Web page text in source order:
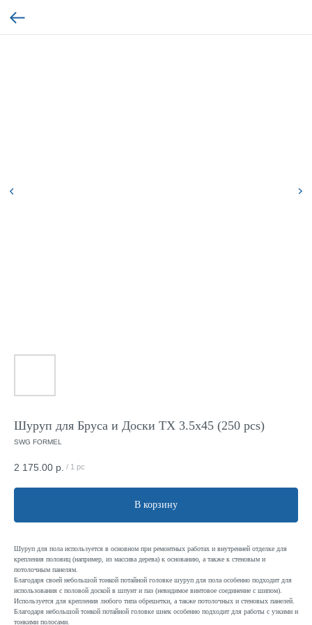
Шуруп для Бруса и Доски TX 3.5x45 (250 pcs)
SWG FORMEL
2 175.00 р. / 1 pc
В корзину
Шуруп для пола используется в основном при ремонтных работах и внутренней отделке для
крепления половиц (например, из массива дерева) к основанию, а также к стеновым и
потолочным панелям.
Благодаря своей небольшой тонкой потайной головке шуруп для пола особенно подходит для
использования с половой доской в шпунт и паз (невидимое винтовое соединение с шипом).
Используется для крепления любого типа обрешетки, а также потолочных и стеновых панелей.
Благодаря небольшой тонкой потайной головке шнек особенно подходит для работы с узкими и
тонкими полосами.